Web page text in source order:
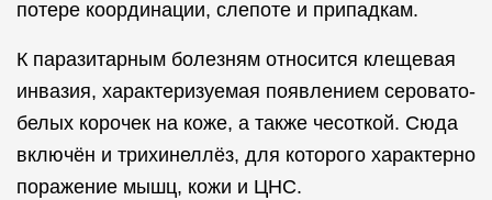
потере координации, слепоте и припадкам.
К паразитарным болезням относится клещевая
инвазия, характеризуемая появлением серовато-
белых корочек на коже, а также чесоткой. Сюда
включён и трихинеллёз, для которого характерно
поражение мышц, кожи и ЦНС.